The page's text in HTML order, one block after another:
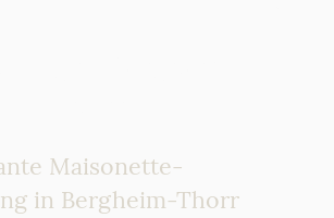
Maisonette-
in Bergheim-Thorr